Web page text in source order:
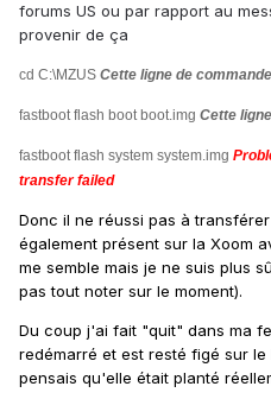
forums US ou par rapport au
provenir de ça
cd C:\MZUS Cette ligne de
fastboot flash boot boot.img Cette
fastboot flash system system.img
transfer failed
Donc il ne réussi pas à
également présent sur la Xoom
me semble mais je ne suis plus
pas tout noter sur le moment).
Du coup j'ai fait "quit" dans ma
redémarré et est resté figé sur
pensais qu'elle était planté